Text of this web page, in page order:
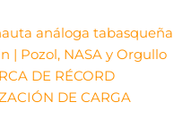
análoga tabasqueña
| Pozol, NASA y Orgullo
DE RÉCORD
DE CARGA